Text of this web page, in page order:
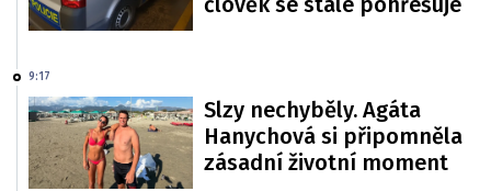
9:17
Slzy nechyběly. Agáta
Hanychová si připomněla
zásadní životní moment